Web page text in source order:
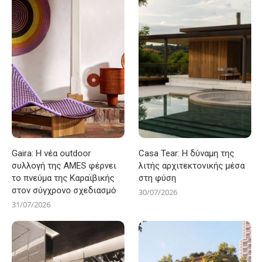
Gaira: Η νέα outdoor
συλλογή της AMES φέρνει
το πνεύμα της Καραϊβικής
στον σύγχρονο σχεδιασμό
31/07/2026
Casa Tear: Η δύναμη της
λιτής αρχιτεκτονικής μέσα
στη φύση
30/07/2026